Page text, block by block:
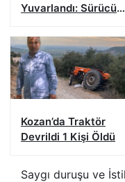
Yuvarlandı: Sürücü
Kozan’da Traktör
Devrildi 1 Kişi Öldü
Saygı duruşu ve